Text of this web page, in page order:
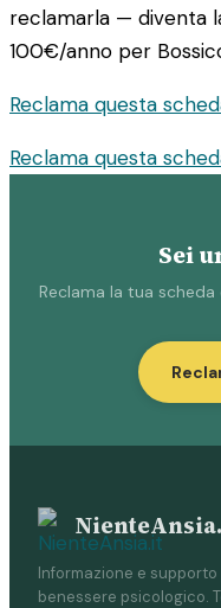
reclamarla — diventa
100€/anno per
Reclama questa
Reclama questa
Sei
Reclama la tua
Informazione e supporto
benessere psicologico.